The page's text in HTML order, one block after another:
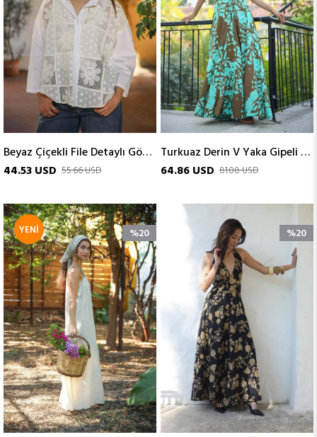
Beyaz Çiçekli File Detaylı Gömlek
44.53 USD 55.66 USD
Turkuaz Derin V Yaka Gipeli Boyundan Bağlamalı İpek Elbise
64.86 USD 81.08 USD
%20
YENI
ÜRÜN
%20